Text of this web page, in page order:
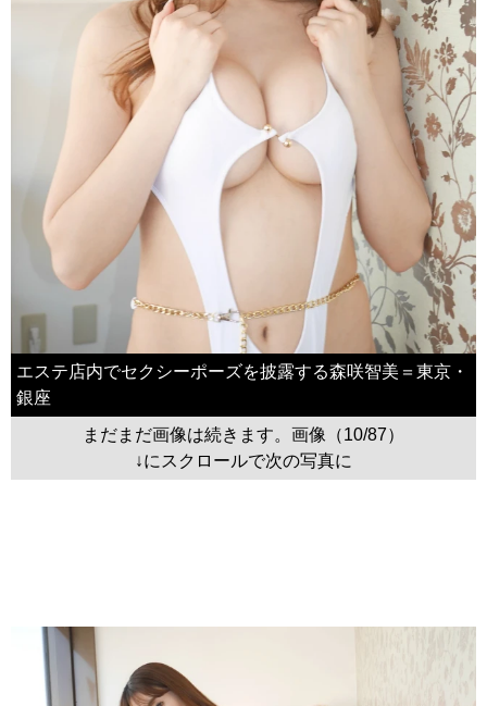
エステ店内でセクシーポーズを披露する森咲智美＝東京・
銀座
まだまだ画像は続きます。画像（10/87）
↓にスクロールで次の写真に